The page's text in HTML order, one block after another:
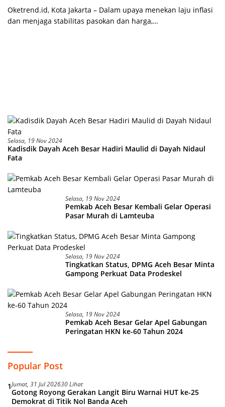
Oketrend.id, Kota Jakarta – Dalam upaya menekan laju inflasi
dan menjaga stabilitas pasokan dan harga,…
Selasa, 19 Nov 2024
Kadisdik Dayah Aceh Besar Hadiri Maulid di Dayah Nidaul
Fata
Selasa, 19 Nov 2024
Pemkab Aceh Besar Kembali Gelar Operasi
Pasar Murah di Lamteuba
Selasa, 19 Nov 2024
Tingkatkan Status, DPMG Aceh Besar Minta
Gampong Perkuat Data Prodeskel
Selasa, 19 Nov 2024
Pemkab Aceh Besar Gelar Apel Gabungan
Peringatan HKN ke-60 Tahun 2024
Popular Post
1Jumat, 31 Jul 202630 Lihat
Gotong Royong Gerakan Langit Biru Warnai HUT ke-25
Demokrat di Titik Nol Banda Aceh